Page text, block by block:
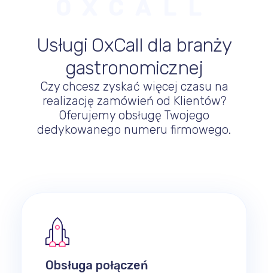
Usługi OxCall dla branży
gastronomicznej
Czy chcesz zyskać więcej czasu na
realizację zamówień od Klientów?
Oferujemy obsługę Twojego
dedykowanego numeru firmowego.
Obsługa połączeń